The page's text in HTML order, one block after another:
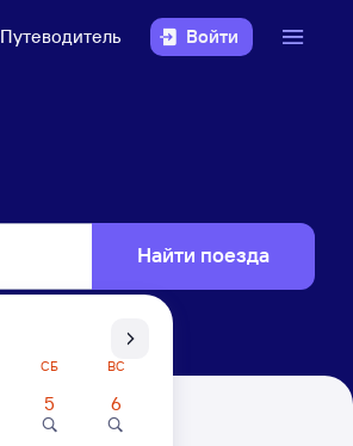
Путеводитель Войти
Найти поезда
СБ ВС
5 6